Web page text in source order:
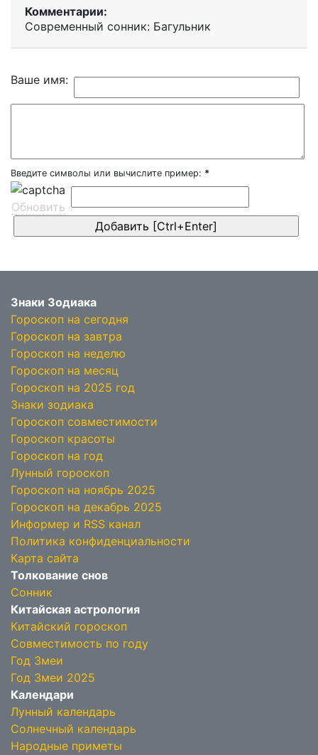
Комментарии:
Современный сонник: Багульник
Ваше имя:
Введите символы или вычислите пример: *
Обновить
Знаки Зодиака
Гороскоп на сегодня
Гороскоп на завтра
Гороскоп на неделю
Гороскоп на месяц
Гороскоп на 2025 год
Знаки зодиака
Гороскоп совместимости
Гороскоп красоты
Гороскоп на год
Лунный гороскоп
Гороскоп на ноябрь 2025
Гороскоп на декабрь 2025
Информер и RSS канал
Политика конфиденциальности
Карта сайта
Толкование снов
Сонник
Китайская астрология
Китайский гороскоп
Совместимость по году
Год Змеи
Год Змеи 2025
Календари
Лунный календарь
Солнечный календарь
Народные приметы